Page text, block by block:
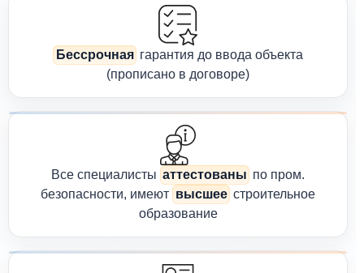
Бессрочная гарантия до ввода объекта
(прописано в договоре)
Все специалисты аттестованы по пром.
безопасности, имеют высшее строительное
образование